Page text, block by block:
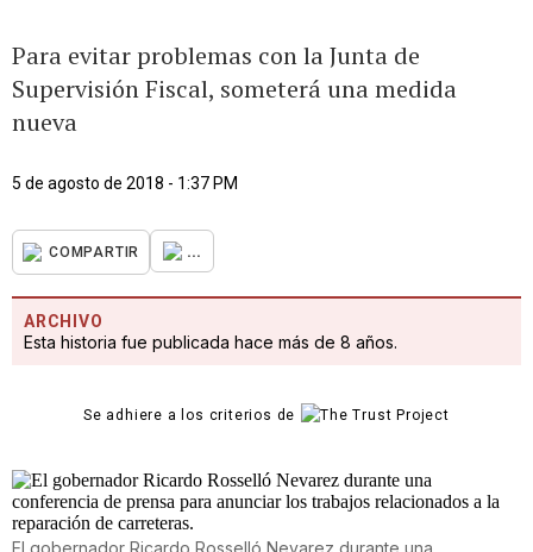
Para evitar problemas con la Junta de
Supervisión Fiscal, someterá una medida
nueva
5 de agosto de 2018 - 1:37 PM
COMPARTIR ...
ARCHIVO
Esta historia fue publicada hace más de 8 años.
Se adhiere a los criterios de